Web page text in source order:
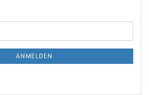
ANMELDEN